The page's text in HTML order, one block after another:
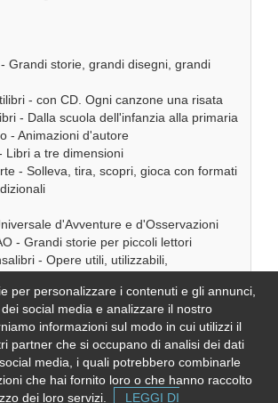
Grandi storie, grandi disegni, grandi
- con CD. Ogni canzone una risata
- Dalla scuola dell'infanzia alla primaria
- Animazioni d'autore
Libri a tre dimensioni
- Solleva, tira, scopri, gioca con formati
d'Avventure e d'Osservazioni
- Grandi storie per piccoli lettori
- Opere utili, utilizzabili,
questa pagina non è corretta, aggiornata e
nota. Grazie!
not represent the above organization/service:
per personalizzare i contenuti e gli annunci,
social media e analizzare il nostro
informazioni sul modo in cui utilizzi il
partner che si occupano di analisi dei dati
media, i quali potrebbero combinarle
che hai fornito loro o che hanno raccolto
dei loro servizi.
LEGGI DI